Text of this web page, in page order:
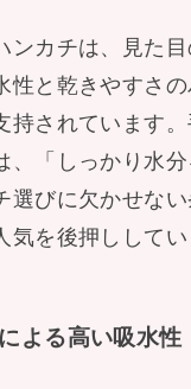
ンカチは、見た
性と乾きやすさ
持されています
、「しっかり水
選びに欠かせな
気を後押ししてい
よる高い吸水性